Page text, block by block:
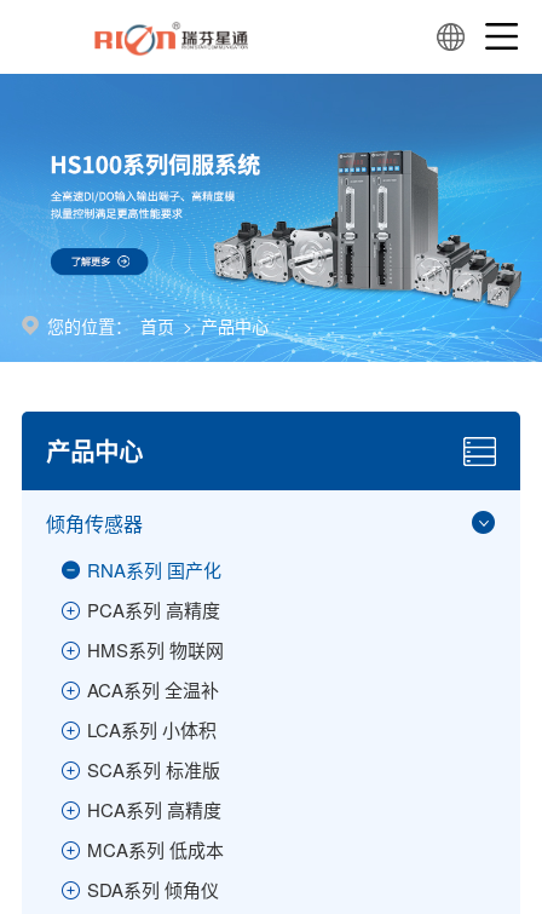
您的位置： 首页 > 产品中心
产品中心
倾角传感器
RNA系列 国产化
PCA系列 高精度
HMS系列 物联网
ACA系列 全温补
LCA系列 小体积
SCA系列 标准版
HCA系列 高精度
MCA系列 低成本
SDA系列 倾角仪